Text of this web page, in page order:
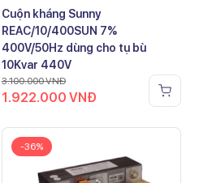
Cuộn kháng Sunny
REAC/10/400SUN 7%
400V/50Hz dùng cho tụ bù
10Kvar 440V
3.100.000VNĐ
1.922.000 VNĐ
-36%